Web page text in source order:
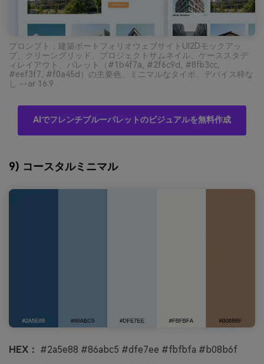
プロンプト：建築ポートフォリオウェブサイトUI2Dモックアッ
プ、クリーングリッド、プロジェクトサムネイル、ケーススタデ
ィレイアウト、パレット（#1b4f7a, #2f6c9d, #8fb3cc,
#eef3f7, #f0a45d）の主要色、ミニマルなタイポ、デバイス枠な
し --ar 16:9
AIでフレンチブルーパレットのビジュアルを無料作成
9) コースタルミニマル
HEX： #2a5e88 #86abc5 #dfe7ee #fbfbfa #b08b6f